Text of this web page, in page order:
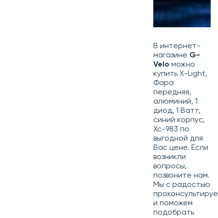
В интернет-
магазине G-
Velo можно
купить X-Light,
Фара
передняя,
алюминий, 1
диод, 1 Ватт,
синий корпус,
Xc-983 по
выгодной для
Вас цене. Если
возникли
вопросы,
позвоните нам.
Мы с радостью
и поможем
подобрать